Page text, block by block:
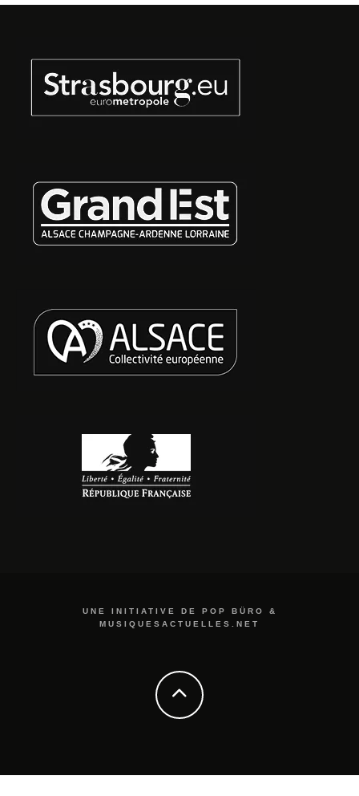
UNE INITIATIVE DE POP BÜRO &
MUSIQUESACTUELLES.NET